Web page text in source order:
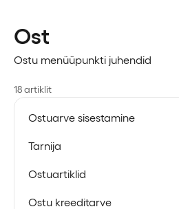
Ost
Ostu menüüpunkti juhendid
18 artiklit
Ostuarve sisestamine
Tarnija
Ostuartiklid
Ostu kreeditarve